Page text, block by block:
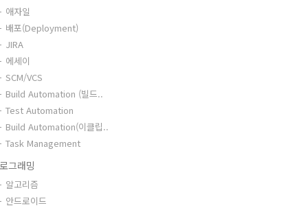
애자일
배포(Deployment)
JIRA
에세이
SCM/VCS
Build Automation (빌드..
Test Automation
Build Automation(이클립..
Task Management
그래밍
알고리즘
안드로이드